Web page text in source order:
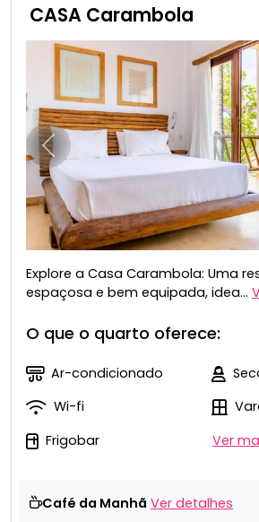
CASA Carambola
Anterior
Explore a Casa Carambola: Uma
espaçosa e bem equipada, idea...
O que o quarto oferece:
Ar-condicionado
Wi-fi
Frigobar
Ver
Café da Manhã Ver detalhes